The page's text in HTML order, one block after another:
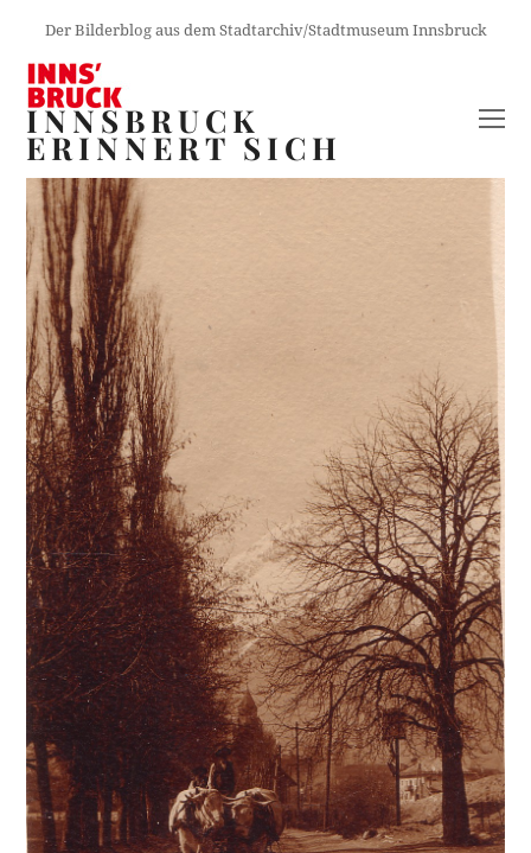
Der Bilderblog aus dem Stadtarchiv/Stadtmuseum Innsbruck
INNSBRUCK
ERINNERT SICH